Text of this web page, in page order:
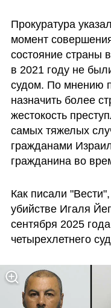
Прокуратура
момент
состояние страны
в 2021 году не
судом. По мнению
назначить более
жестокость
самых тяжелых
гражданами
гражданина во
Как писали
убийстве Игаля
сентября 2025
четырехлетнего